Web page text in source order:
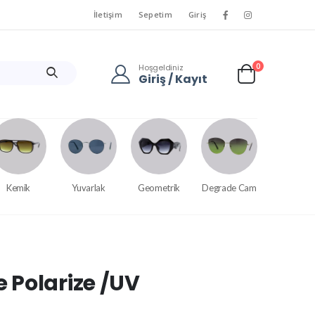
İletişim Sepetim Giriş
Hoşgeldiniz
Giriş / Kayıt
0
Kemik Yuvarlak Geometrik Degrade Cam
Polarize /UV